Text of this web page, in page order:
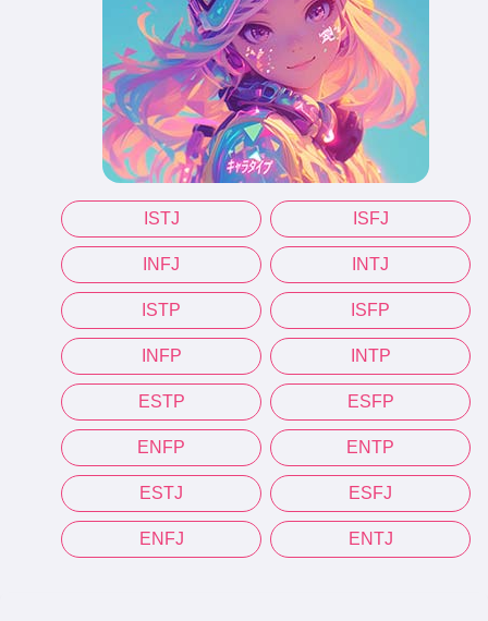
ISTJ ISFJ
INFJ INTJ
ISTP ISFP
INFP INTP
ESTP ESFP
ENFP ENTP
ESTJ ESFJ
ENFJ ENTJ